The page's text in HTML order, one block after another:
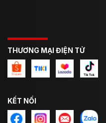
THƯƠNG MẠI ĐIỆN TỬ
KẾT NỐI